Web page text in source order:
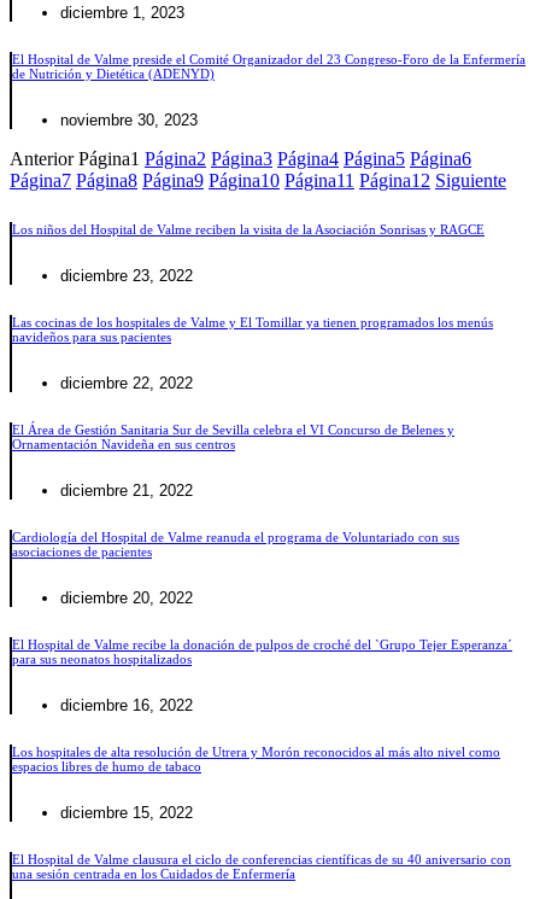
diciembre 1, 2023
El Hospital de Valme preside el Comité Organizador del 23 Congreso-Foro de la Enfermería
de Nutrición y Dietética (ADENYD)
noviembre 30, 2023
Anterior Página1 Página2 Página3 Página4 Página5 Página6
Página7 Página8 Página9 Página10 Página11 Página12 Siguiente
Los niños del Hospital de Valme reciben la visita de la Asociación Sonrisas y RAGCE
diciembre 23, 2022
Las cocinas de los hospitales de Valme y El Tomillar ya tienen programados los menús
navideños para sus pacientes
diciembre 22, 2022
El Área de Gestión Sanitaria Sur de Sevilla celebra el VI Concurso de Belenes y
Ornamentación Navideña en sus centros
diciembre 21, 2022
Cardiología del Hospital de Valme reanuda el programa de Voluntariado con sus
asociaciones de pacientes
diciembre 20, 2022
El Hospital de Valme recibe la donación de pulpos de croché del `Grupo Tejer Esperanza´
para sus neonatos hospitalizados
diciembre 16, 2022
Los hospitales de alta resolución de Utrera y Morón reconocidos al más alto nivel como
espacios libres de humo de tabaco
diciembre 15, 2022
El Hospital de Valme clausura el ciclo de conferencias científicas de su 40 aniversario con
una sesión centrada en los Cuidados de Enfermería